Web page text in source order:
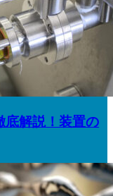
底解説！装置の